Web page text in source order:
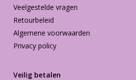
Veelgestelde vragen
Retourbeleid
Algemene voorwaarden
Privacy policy
Veilig betalen